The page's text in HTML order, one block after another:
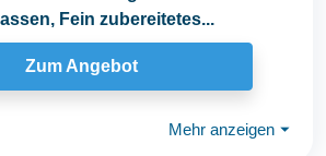
Fein zubereitetes...
Zum Angebot
Mehr anzeigen ⏷